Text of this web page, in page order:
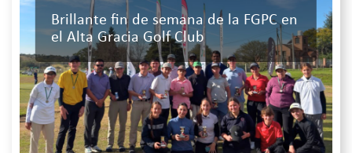
Brillante fin de semana de la FGPC en
el Alta Gracia Golf Club